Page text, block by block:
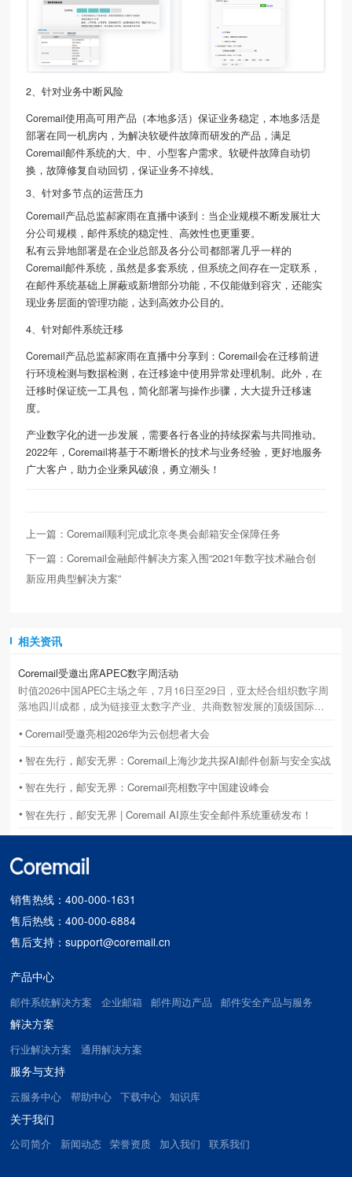
2、针对业务中断风险
Coremail使用高可用产品（本地多活）保证业务稳定，本地多活是
部署在同一机房内，为解决软硬件故障而研发的产品，满足
Coremail邮件系统的大、中、小型客户需求。软硬件故障自动切
换，故障修复自动回切，保证业务不掉线。
3、针对多节点的运营压力
Coremail产品总监郝家雨在直播中谈到：当企业规模不断发展壮大
分公司规模，邮件系统的稳定性、高效性也更重要。
私有云异地部署是在企业总部及各分公司都部署几乎一样的
Coremail邮件系统，虽然是多套系统，但系统之间存在一定联系，
在邮件系统基础上屏蔽或新增部分功能，不仅能做到容灾，还能实
现业务层面的管理功能，达到高效办公目的。
4、针对邮件系统迁移
Coremail产品总监郝家雨在直播中分享到：Coremail会在迁移前进
行环境检测与数据检测，在迁移途中使用异常处理机制。此外，在
迁移时保证统一工具包，简化部署与操作步骤，大大提升迁移速
度。
产业数字化的进一步发展，需要各行各业的持续探索与共同推动。
2022年，Coremail将基于不断增长的技术与业务经验，更好地服务
广大客户，助力企业乘风破浪，勇立潮头！
上一篇：Coremail顺利完成北京冬奥会邮箱安全保障任务
下一篇：Coremail金融邮件解决方案入围“2021年数字技术融合创
新应用典型解决方案”
相关资讯
Coremail受邀出席APEC数字周活动
时值2026中国APEC主场之年，7月16日至29日，亚太经合组织数字周
落地四川成都，成为链接亚太数字产业、共商数智发展的顶级国际盛
方特邀，作为中方代表深度参与本次高规格国际活动并发表主题演
讲。
Coremail受邀亮相2026华为云创想者大会
智在先行，邮安无界：Coremail上海沙龙共探AI邮件创新与安全实战
智在先行，邮安无界：Coremail亮相数字中国建设峰会
智在先行，邮安无界 | Coremail AI原生安全邮件系统重磅发布！
销售热线：400-000-1631
售后热线：400-000-6884
售后支持：support@coremail.cn
产品中心
邮件系统解决方案 企业邮箱 邮件周边产品 邮件安全产品与服务
解决方案
行业解决方案 通用解决方案
服务与支持
云服务中心 帮助中心 下载中心 知识库
关于我们
公司简介 新闻动态 荣誉资质 加入我们 联系我们